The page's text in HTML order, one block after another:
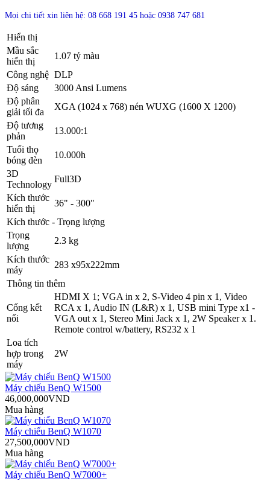
Mọi chi tiết xin liên hệ: 08 668 191 45 hoặc 0938 747 681
Hiển thị
Mầu sắc
hiển thị
1.07 tỷ màu
Công nghệ DLP
Độ sáng
3000 Ansi Lumens
Độ phân
giải tối đa
XGA (1024 x 768) nén WUXG (1600 X 1200)
Độ tương
phản
13.000:1
Tuổi thọ
bóng đèn
10.000h
3D
Technology
Full3D
Kích thước
hiển thị
36" - 300"
Kích thước - Trọng lượng
Trọng
lượng
2.3 kg
Kích thước
máy
283 x95x222mm
Thông tin thêm
Cổng kết
nối
HDMI X 1; VGA in x 2, S-Video 4 pin x 1, Video
RCA x 1, Audio IN (L&R) x 1, USB mini Type x1 -
VGA out x 1, Stereo Mini Jack x 1, 2W Speaker x 1.
Remote control w/battery, RS232 x 1
Loa tích
hợp trong
máy
2W
Máy chiếu BenQ W1500
46,000,000VND
Mua hàng
Máy chiếu BenQ W1070
27,500,000VND
Mua hàng
Máy chiếu BenQ W7000+